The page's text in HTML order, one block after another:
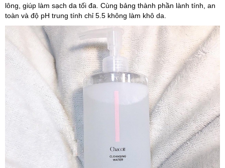
lông, giúp làm sạch da tối đa. Cùng bảng thành phần lành tính, an
toàn và độ pH trung tính chỉ 5.5 không làm khô da.